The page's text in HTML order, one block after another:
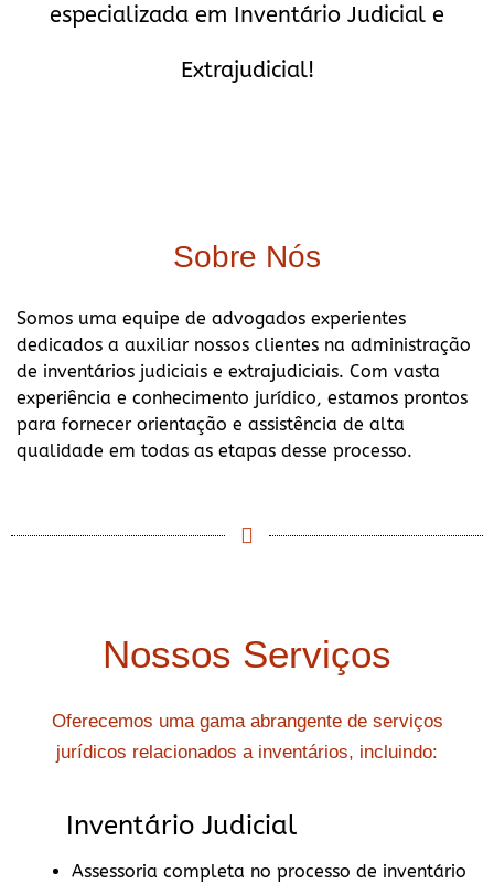
especializada em Inventário Judicial e
Extrajudicial!
Sobre Nós
Somos uma equipe de advogados experientes
dedicados a auxiliar nossos clientes na administração
de inventários judiciais e extrajudiciais. Com vasta
experiência e conhecimento jurídico, estamos prontos
para fornecer orientação e assistência de alta
qualidade em todas as etapas desse processo.
Nossos Serviços
Oferecemos uma gama abrangente de serviços
jurídicos relacionados a inventários, incluindo:
Inventário Judicial
Assessoria completa no processo de inventário